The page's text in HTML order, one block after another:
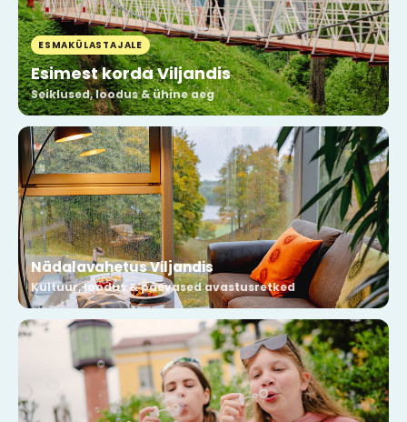
ESMAKÜLASTAJALE
Esimest korda Viljandis
Seiklused, loodus & ühine aeg
Nädalavahetus Viljandis
Kultuur, loodus & päevased avastusretked